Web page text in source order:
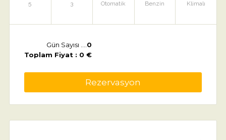
5 3 Otomatik Benzin Klimalı
Gün Sayısı .... 0
Toplam Fiyat : 0 €
Rezervasyon